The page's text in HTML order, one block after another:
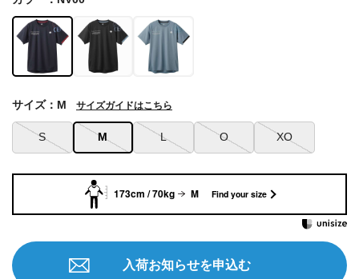
S M L O XO
サイズ：M サイズガイドはこちら
入荷お知らせを申込む
173cm / 70kg M Find your size